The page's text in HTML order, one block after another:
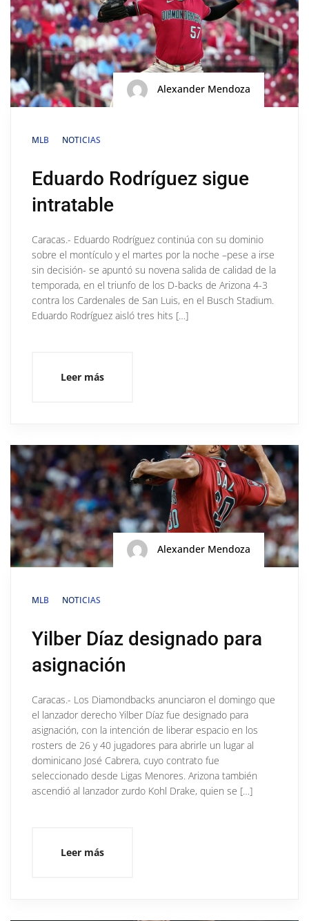
Alexander Mendoza
MLB NOTICIAS
Eduardo Rodríguez sigue
intratable
Caracas.- Eduardo Rodríguez continúa con su dominio
sobre el montículo y el martes por la noche –pese a irse
sin decisión- se apuntó su novena salida de calidad de la
temporada, en el triunfo de los D-backs de Arizona 4-3
contra los Cardenales de San Luis, en el Busch Stadium.
Eduardo Rodríguez aisló tres hits […]
Leer más
Alexander Mendoza
MLB NOTICIAS
Yilber Díaz designado para
asignación
Caracas.- Los Diamondbacks anunciaron el domingo que
el lanzador derecho Yilber Díaz fue designado para
asignación, con la intención de liberar espacio en los
rosters de 26 y 40 jugadores para abrirle un lugar al
dominicano José Cabrera, cuyo contrato fue
seleccionado desde Ligas Menores. Arizona también
ascendió al lanzador zurdo Kohl Drake, quien se […]
Leer más